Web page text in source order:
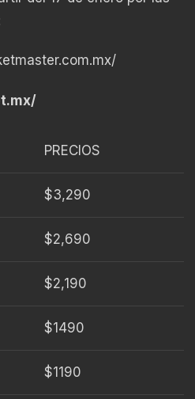
PRECIOS
$3,290
$2,690
$2,190
$1490
$1190